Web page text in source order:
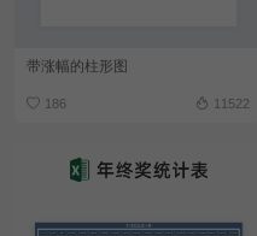
带涨幅的柱形图
186 11522